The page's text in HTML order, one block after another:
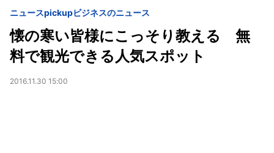
ニュースpickupビジネスのニュース
懐の寒い皆様にこっそり教える 無
料で観光できる人気スポット
2016.11.30 15:00